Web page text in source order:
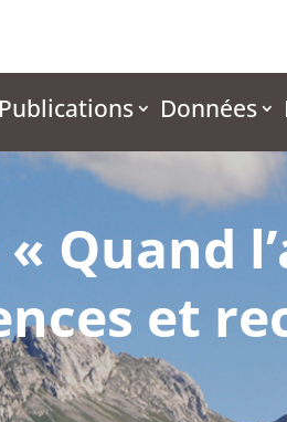
Publications Données
« Quand
et